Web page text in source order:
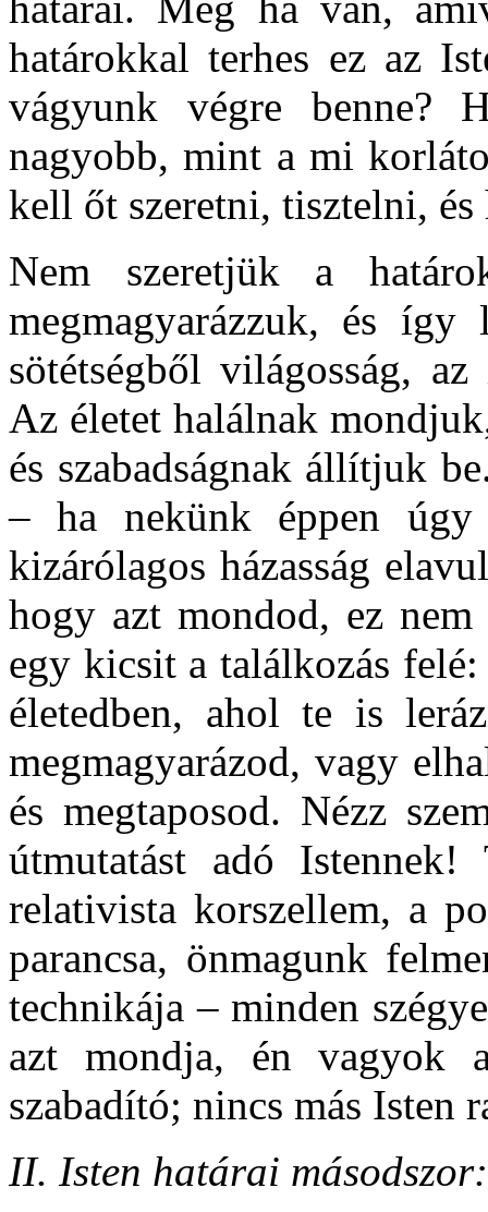
határokkal terhes ez az
vágyunk végre benne?
nagyobb, mint a mi
kell őt szeretni, tisztelni,
Nem szeretjük a
megmagyarázzuk, és így
sötétségből világosság,
Az életet halálnak
és szabadságnak állítjuk
– ha nekünk éppen úgy
kizárólagos házasság
hogy azt mondod, ez nem
egy kicsit a találkozás
életedben, ahol te is
megmagyarázod, vagy
és megtaposod. Nézz
útmutatást adó
relativista korszellem, a
parancsa, önmagunk
technikája – minden
azt mondja, én vagyok
szabadító; nincs más Isten
II. Isten határai